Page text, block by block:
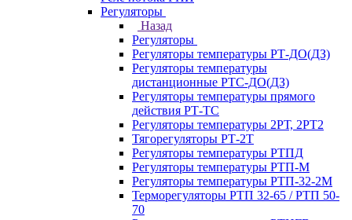
Регуляторы
Назад
Регуляторы
Регуляторы температуры РТ-ДО(ДЗ)
Регуляторы температуры
дистанционные РТС-ДО(ДЗ)
Регуляторы температуры прямого
действия РТ-ТС
Регуляторы температуры 2РТ, 2РT2
Тягорегуляторы РТ-2Т
Регуляторы температуры РТПД
Регуляторы температуры РТП-M
Регуляторы температуры РТП-32-2М
Терморегуляторы РТП 32-65 / РТП 50-
70